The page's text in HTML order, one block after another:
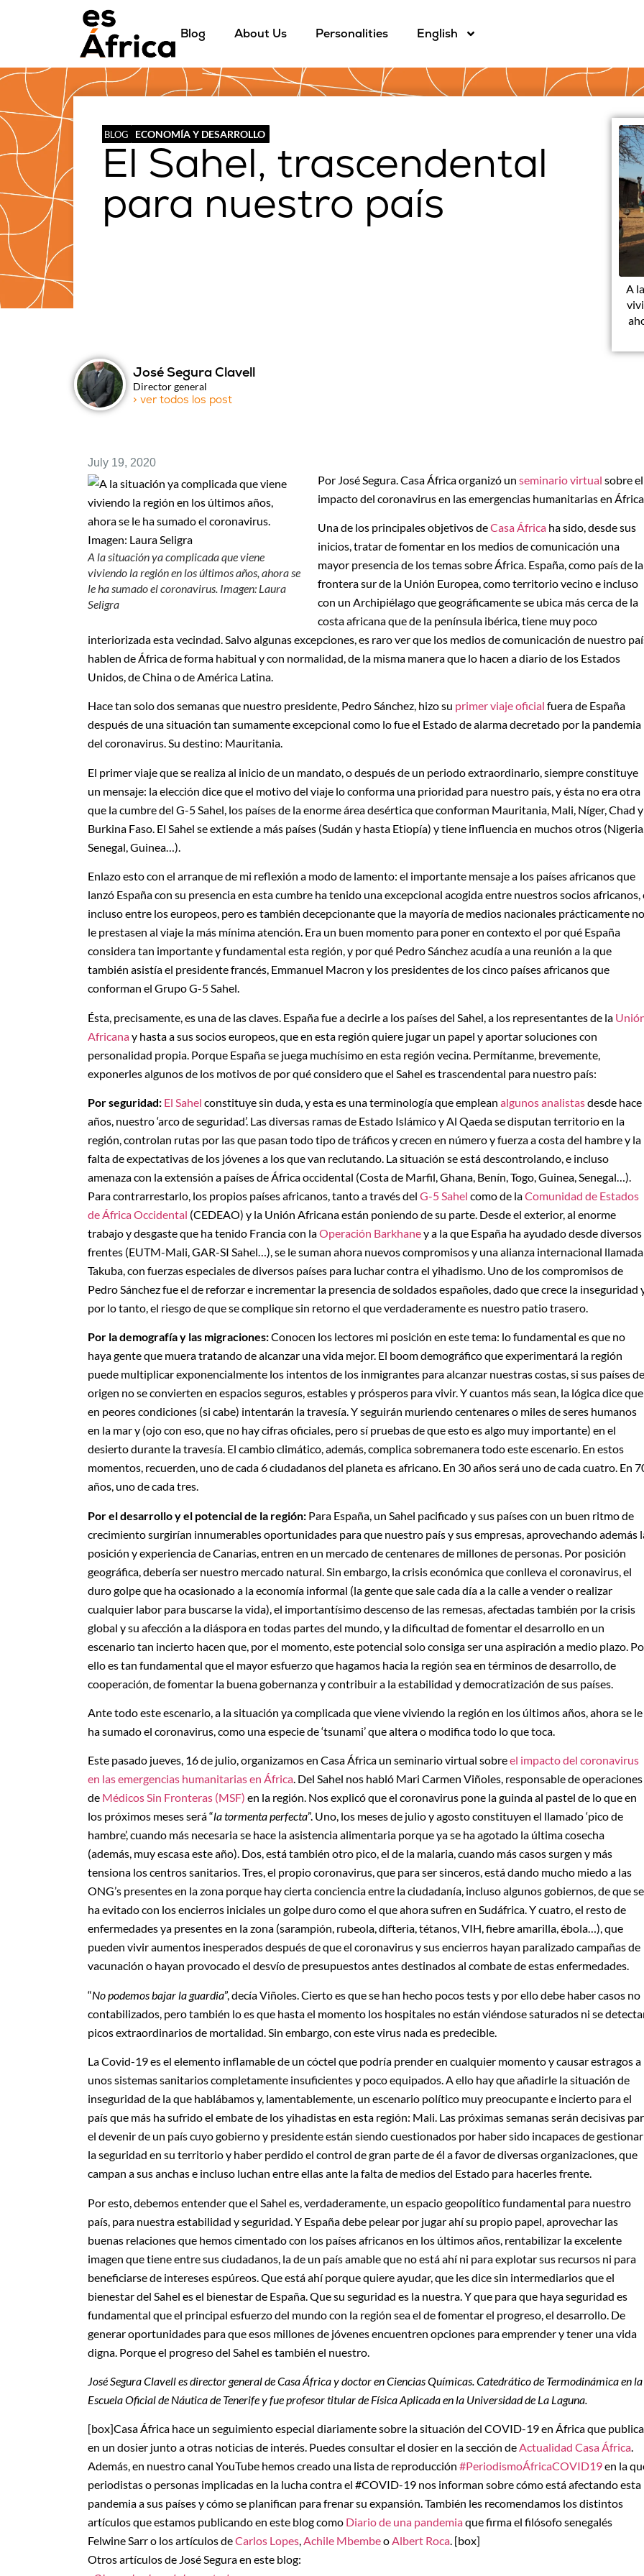
Blog About Us Personalities English
BLOG ECONOMÍA Y DESARROLLO
El Sahel, trascendental
para nuestro país
A
José Segura Clavell
Director general
> ver todos los post
July 19, 2020
A la situación ya complicada que viene
viviendo la región en los últimos años, ahora se
le ha sumado el coronavirus. Imagen: Laura
Seligra
Por José Segura. Casa África organizó un seminario virtual sobre el
impacto del coronavirus en las emergencias humanitarias en África.
Una de los principales objetivos deCasa África ha sido, desde sus
inicios, tratar de fomentar en los medios de comunicación una
mayor presencia de los temas sobre África. España, como país de la
frontera sur de la Unión Europea, como territorio vecino e incluso
con un Archipiélago que geográficamente se ubica más cerca de la
costa africana que de la península ibérica, tiene muy poco
interiorizada esta vecindad. Salvo algunas excepciones, es raro ver que los medios de comunicación de nuestro
hablen de África de forma habitual y con normalidad, de la misma manera que lo hacen a diario de los Estados
Unidos, de China o de América Latina.
Hace tan solo dos semanas que nuestro presidente, Pedro Sánchez, hizo su primer viaje oficial fuera de España
después de una situación tan sumamente excepcional como lo fue el Estado de alarma decretado por la pandemia
del coronavirus. Su destino: Mauritania.
El primer viaje que se realiza al inicio de un mandato, o después de un periodo extraordinario, siempre constituye
un mensaje: la elección dice que el motivo del viaje lo conforma una prioridad para nuestro país, y ésta no era otra
que la cumbre del G-5 Sahel, los países de la enorme área desértica que conforman Mauritania, Mali, Níger, Chad y
Burkina Faso. El Sahel se extiende a más países (Sudán y hasta Etiopía) y tiene influencia en muchos otros (Nigeria,
Senegal, Guinea…).
Enlazo esto con el arranque de mi reflexión a modo de lamento: el importante mensaje a los países africanos que
lanzó España con su presencia en esta cumbre ha tenido una excepcional acogida entre nuestros socios africanos,
incluso entre los europeos, pero es también decepcionante que la mayoría de medios nacionales prácticamente no
le prestasen al viaje la más mínima atención. Era un buen momento para poner en contexto el por qué España
considera tan importante y fundamental esta región, y por qué Pedro Sánchez acudía a una reunión a la que
también asistía el presidente francés, Emmanuel Macron y los presidentes de los cinco países africanos que
conforman el Grupo G-5 Sahel.
Ésta, precisamente, es una de las claves. España fue a decirle a los países del Sahel, a los representantes de la
Africanay hasta a sus socios europeos, que en esta región quiere jugar un papel y aportar soluciones con
personalidad propia. Porque España se juega muchísimo en esta región vecina. Permítanme, brevemente,
exponerles algunos de los motivos de por qué considero que el Sahel es trascendental para nuestro país:
Por seguridad: El Sahel constituye sin duda, y esta es una terminología que emplean algunos analistasdesde hace
años, nuestro ‘arco de seguridad’. Las diversas ramas de Estado Islámico y Al Qaeda se disputan territorio en la
región, controlan rutas por las que pasan todo tipo de tráficos y crecen en número y fuerza a costa del hambre y la
falta de expectativas de los jóvenes a los que van reclutando. La situación se está descontrolando, e incluso
amenaza con la extensión a países de África occidental (Costa de Marfil, Ghana, Benín, Togo, Guinea, Senegal…).
Para contrarrestarlo, los propios países africanos, tanto a través del G-5 Sahel como de laComunidad de Estados
de África Occidental (CEDEAO) y la Unión Africana están poniendo de su parte. Desde el exterior, al enorme
trabajo y desgaste que ha tenido Francia con laOperación Barkhaney a la que España ha ayudado desde diversos
frentes (EUTM-Mali, GAR-SI Sahel…), se le suman ahora nuevos compromisos y una alianza internacional llamada
Takuba, con fuerzas especiales de diversos países para luchar contra el yihadismo. Uno de los compromisos de
Pedro Sánchez fue el de reforzar e incrementar la presencia de soldados españoles, dado que crece la inseguridad
por lo tanto, el riesgo de que se complique sin retorno el que verdaderamente es nuestro patio trasero.
Por la demografía y las migraciones:Conocen los lectores mi posición en este tema: lo fundamental es que no
haya gente que muera tratando de alcanzar una vida mejor. El boom demográfico que experimentará la región
puede multiplicar exponencialmente los intentos de los inmigrantes para alcanzar nuestras costas, si sus países de
origen no se convierten en espacios seguros, estables y prósperos para vivir. Y cuantos más sean, la lógica dice que
en peores condiciones (si cabe) intentarán la travesía. Y seguirán muriendo centenares o miles de seres humanos
en la mar y (ojo con eso, que no hay cifras oficiales, pero sí pruebas de que esto es algo muy importante) en el
desierto durante la travesía. El cambio climático, además, complica sobremanera todo este escenario. En estos
momentos, recuerden, uno de cada 6 ciudadanos del planeta es africano. En 30 años será uno de cada cuatro. En
años, uno de cada tres.
Por el desarrollo y el potencial de la región: Para España, un Sahel pacificado y sus países con un buen ritmo de
crecimiento surgirían innumerables oportunidades para que nuestro país y sus empresas, aprovechando además
posición y experiencia de Canarias, entren en un mercado de centenares de millones de personas. Por posición
geográfica, debería ser nuestro mercado natural. Sin embargo, la crisis económica que conlleva el coronavirus, el
duro golpe que ha ocasionado a la economía informal (la gente que sale cada día a la calle a vender o realizar
cualquier labor para buscarse la vida), el importantísimo descenso de las remesas, afectadas también por la crisis
global y su afección a la diáspora en todas partes del mundo, y la dificultad de fomentar el desarrollo en un
escenario tan incierto hacen que, por el momento, este potencial solo consiga ser una aspiración a medio plazo.
ello es tan fundamental que el mayor esfuerzo que hagamos hacia la región sea en términos de desarrollo, de
cooperación, de fomentar la buena gobernanza y contribuir a la estabilidad y democratización de sus países.
Ante todo este escenario, a la situación ya complicada que viene viviendo la región en los últimos años, ahora se le
ha sumado el coronavirus, como una especie de ‘tsunami’ que altera o modifica todo lo que toca.
Este pasado jueves, 16 de julio, organizamos en Casa África un seminario virtual sobreel impacto del coronavirus
en las emergencias humanitarias en África. Del Sahel nos habló Mari Carmen Viñoles, responsable de operaciones
de Médicos Sin Fronteras (MSF) en la región. Nos explicó que el coronavirus pone la guinda al pastel de lo que en
los próximos meses será “la tormenta perfecta”. Uno, los meses de julio y agosto constituyen el llamado ‘pico de
hambre’, cuando más necesaria se hace la asistencia alimentaria porque ya se ha agotado la última cosecha
(además, muy escasa este año). Dos, está también otro pico, el de la malaria, cuando más casos surgen y más
tensiona los centros sanitarios. Tres, el propio coronavirus, que para ser sinceros, está dando mucho miedo a las
ONG’s presentes en la zona porque hay cierta conciencia entre la ciudadanía, incluso algunos gobiernos, de que se
ha evitado con los encierros iniciales un golpe duro como el que ahora sufren en Sudáfrica. Y cuatro, el resto de
enfermedades ya presentes en la zona (sarampión, rubeola, difteria, tétanos, VIH, fiebre amarilla, ébola…), que
pueden vivir aumentos inesperados después de que el coronavirus y sus encierros hayan paralizado campañas de
vacunación o hayan provocado el desvío de presupuestos antes destinados al combate de estas enfermedades.
“No podemos bajar la guardia”, decía Viñoles. Cierto es que se han hecho pocos tests y por ello debe haber casos no
contabilizados, pero también lo es que hasta el momento los hospitales no están viéndose saturados ni se
picos extraordinarios de mortalidad. Sin embargo, con este virus nada es predecible.
La Covid-19 es el elemento inflamable de un cóctel que podría prender en cualquier momento y causar estragos a
unos sistemas sanitarios completamente insuficientes y poco equipados. A ello hay que añadirle la situación de
inseguridad de la que hablábamos y, lamentablemente, un escenario político muy preocupante e incierto para el
país que más ha sufrido el embate de los yihadistas en esta región: Mali. Las próximas semanas serán decisivas
el devenir de un país cuyo gobierno y presidente están siendo cuestionados por haber sido incapaces de gestionar
la seguridad en su territorio y haber perdido el control de gran parte de él a favor de diversas organizaciones, que
campan a sus anchas e incluso luchan entre ellas ante la falta de medios del Estado para hacerles frente.
Por esto, debemos entender que el Sahel es, verdaderamente, un espacio geopolítico fundamental para nuestro
país, para nuestra estabilidad y seguridad. Y España debe pelear por jugar ahí su propio papel, aprovechar las
buenas relaciones que hemos cimentado con los países africanos en los últimos años, rentabilizar la excelente
imagen que tiene entre sus ciudadanos, la de un país amable que no está ahí ni para explotar sus recursos ni para
beneficiarse de intereses espúreos. Que está ahí porque quiere ayudar, que les dice sin intermediarios que el
bienestar del Sahel es el bienestar de España. Que su seguridad es la nuestra. Y que para que haya seguridad es
fundamental que el principal esfuerzo del mundo con la región sea el de fomentar el progreso, el desarrollo. De
generar oportunidades para que esos millones de jóvenes encuentren opciones para emprender y tener una vida
digna. Porque el progreso del Sahel es también el nuestro.
José Segura Clavell es director general de Casa África y doctor en Ciencias Químicas. Catedrático de Termodinámica en la
Escuela Oficial de Náutica de Tenerife y fue profesor titular de Física Aplicada en la Universidad de La Laguna.
[box]Casa África hace un seguimiento especial diariamente sobre la situación del COVID-19 en África que publica
en un dosier junto a otras noticias de interés. Puedes consultar el dosier en la sección deActualidad Casa África.
Además, en nuestro canal YouTube hemos creado una lista de reproducción #PeriodismoÁfricaCOVID19en la
periodistas o personas implicadas en la lucha contra el #COVID-19 nos informan sobre cómo está afectando esta
pandemia a sus países y cómo se planifican para frenar su expansión. También les recomendamos los distintos
artículos que estamos publicando en este blog como Diario de una pandemiaque firma el filósofo senegalés
Felwine Sarr o los artículos deCarlos Lopes,Achile MbembeoAlbert Roca. [box]
Otros artículos de José Segura en este blog: